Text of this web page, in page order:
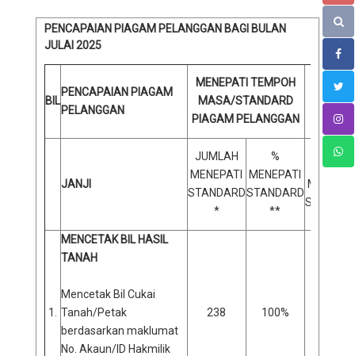
PENCAPAIAN PIAGAM PELANGGAN BAGI BULAN
JULAI 2025
BIL
PENCAPAIAN PIAGAM
PELANGGAN
MENEPATI TEMPOH
MASA/STANDARD
PIAGAM PELANGGAN
JANJI
JUMLAH
MENEPATI
STANDARD
*
%
MENEPATI
STANDARD
**
JUMLAH
TIDAK
1.
MENCETAK BIL HASIL
TANAH
Mencetak Bil Cukai
Tanah/Petak
berdasarkan maklumat
No. Akaun/ID Hakmilik
238 100%